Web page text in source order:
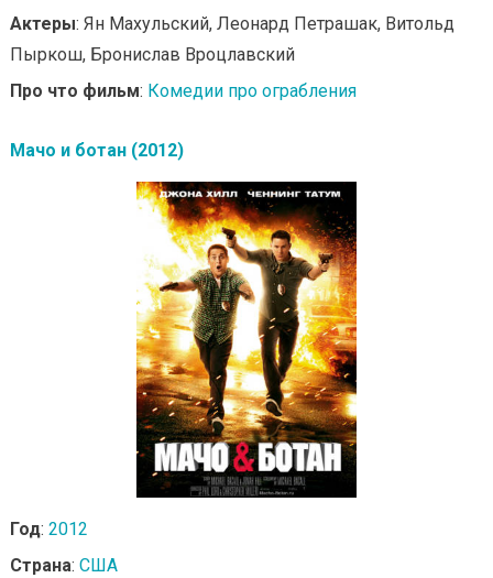
Актеры: Ян Махульский, Леонард Петрашак, Витольд
Пыркош, Бронислав Вроцлавский
Про что фильм: Комедии про ограбления
Мачо и ботан (2012)
Год: 2012
Страна: США